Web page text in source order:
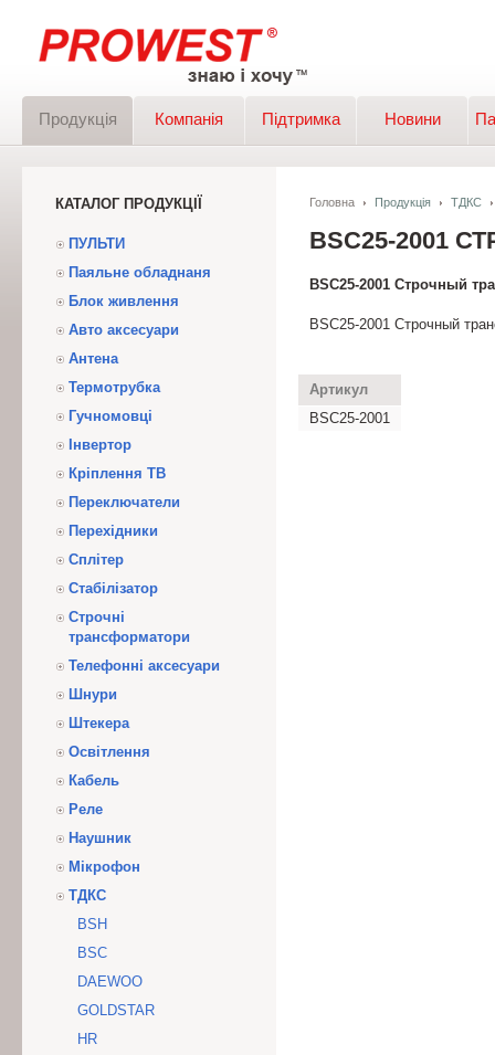
Продукція Компанія Підтримка Новини
КАТАЛОГ ПРОДУКЦІЇ
ПУЛЬТИ
Паяльне обладнаня
Блок живлення
Авто аксесуари
Антена
Термотрубка
Гучномовці
Інвертор
Кріплення ТВ
Переключатели
Перехідники
Сплітер
Стабілізатор
Строчні
трансформатори
Телефонні аксесуари
Шнури
Штекера
Освітлення
Кабель
Реле
Наушник
Мікрофон
ТДКС
BSH
BSC
DAEWOO
GOLDSTAR
HR
Головна Продукція ТДКС
BSC25-2001
BSC25-2001 Строчный
BSC25-2001 Строчный
Артикул
BSC25-2001